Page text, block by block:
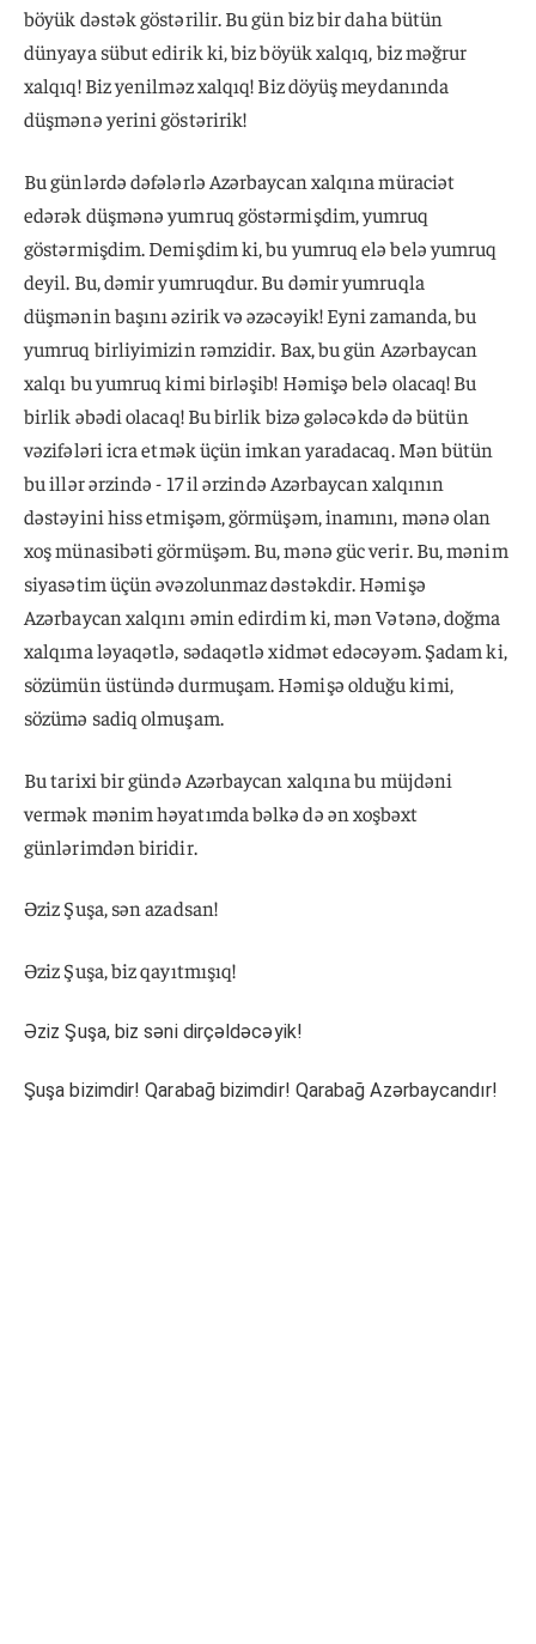
böyük dəstək göstərilir. Bu gün biz bir daha bütün
dünyaya sübut edirik ki, biz böyük xalqıq, biz məğrur
xalqıq! Biz yenilməz xalqıq! Biz döyüş meydanında
düşmənə yerini göstəririk!
Bu günlərdə dəfələrlə Azərbaycan xalqına müraciət
edərək düşmənə yumruq göstərmişdim, yumruq
göstərmişdim. Demişdim ki, bu yumruq elə belə yumruq
deyil. Bu, dəmir yumruqdur. Bu dəmir yumruqla
düşmənin başını əzirik və əzəcəyik! Eyni zamanda, bu
yumruq birliyimizin rəmzidir. Bax, bu gün Azərbaycan
xalqı bu yumruq kimi birləşib! Həmişə belə olacaq! Bu
birlik əbədi olacaq! Bu birlik bizə gələcəkdə də bütün
vəzifələri icra etmək üçün imkan yaradacaq. Mən bütün
bu illər ərzində - 17 il ərzində Azərbaycan xalqının
dəstəyini hiss etmişəm, görmüşəm, inamını, mənə olan
xoş münasibəti görmüşəm. Bu, mənə güc verir. Bu, mənim
siyasətim üçün əvəzolunmaz dəstəkdir. Həmişə
Azərbaycan xalqını əmin edirdim ki, mən Vətənə, doğma
xalqıma ləyaqətlə, sədaqətlə xidmət edəcəyəm. Şadam ki,
sözümün üstündə durmuşam. Həmişə olduğu kimi,
sözümə sadiq olmuşam.
Bu tarixi bir gündə Azərbaycan xalqına bu müjdəni
vermək mənim həyatımda bəlkə də ən xoşbəxt
günlərimdən biridir.
Əziz Şuşa, sən azadsan!
Əziz Şuşa, biz qayıtmışıq!
Əziz Şuşa, biz səni dirçəldəcəyik!
Şuşa bizimdir! Qarabağ bizimdir! Qarabağ Azərbaycandır!